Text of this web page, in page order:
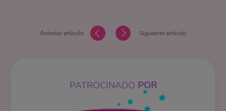
Anterior artículo Siguiente artículo
PATROCINADO POR